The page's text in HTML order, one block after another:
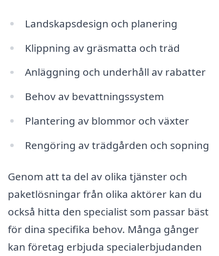
Landskapsdesign och planering
Klippning av gräsmatta och träd
Anläggning och underhåll av rabatter
Behov av bevattningssystem
Plantering av blommor och växter
Rengöring av trädgården och sopning
Genom att ta del av olika tjänster och
paketlösningar från olika aktörer kan du
också hitta den specialist som passar bäst
för dina specifika behov. Många gånger
kan företag erbjuda specialerbjudanden